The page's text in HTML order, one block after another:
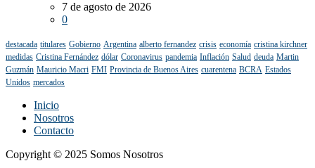
7 de agosto de 2026
0
destacada titulares Gobierno Argentina alberto fernandez crisis economía cristina kirchner
medidas Cristina Fernández dólar Coronavirus pandemia Inflación Salud deuda Martin
Guzmán Mauricio Macri FMI Provincia de Buenos Aires cuarentena BCRA Estados
Unidos mercados
Inicio
Nosotros
Contacto
Copyright © 2025 Somos Nosotros